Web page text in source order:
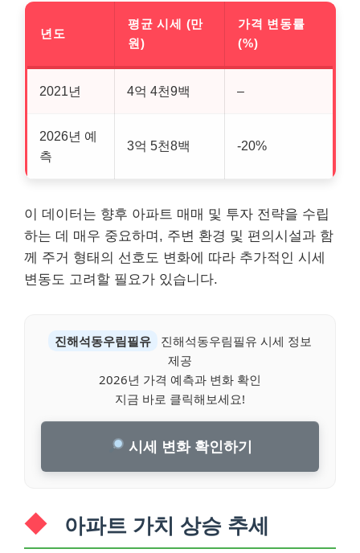
년도
평균 시세 (만
원)
가격 변동률
(%)
2021년 4억 4천9백 –
2026년 예
측
3억 5천8백 -20%
이 데이터는 향후 아파트 매매 및 투자 전략을 수립
하는 데 매우 중요하며, 주변 환경 및 편의시설과 함
께 주거 형태의 선호도 변화에 따라 추가적인 시세
변동도 고려할 필요가 있습니다.
진해석동우림필유
진해석동우림필유 시세 정보
제공
2026년 가격 예측과 변화 확인
지금 바로 클릭해보세요!
시세 변화 확인하기
아파트 가치 상승 추세